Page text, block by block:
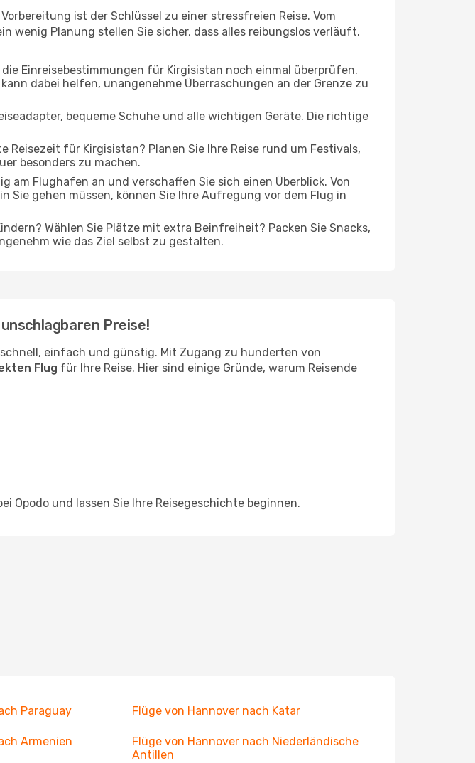
ist der Schlüssel zu einer stressfreien Reise. Vom
wenig Planung stellen Sie sicher, dass alles reibungslos verläuft.
Einreisebestimmungen für Kirgisistan noch einmal überprüfen.
dabei helfen, unangenehme Überraschungen an der Grenze zu
bequeme Schuhe und alle wichtigen Geräte. Die richtige
für Kirgisistan? Planen Sie Ihre Reise rund um Festivals,
besonders zu machen.
am Flughafen an und verschaffen Sie sich einen Überblick. Von
Sie gehen müssen, können Sie Ihre Aufregung vor dem Flug in
Wählen Sie Plätze mit extra Beinfreiheit? Packen Sie Snacks,
wie das Ziel selbst zu gestalten.
Preise!
einfach und günstig. Mit Zugang zu hunderten von
Flug für Ihre Reise. Hier sind einige Gründe, warum Reisende
Opodo und lassen Sie Ihre Reisegeschichte beginnen.
Paraguay Flüge von Hannover nach Katar
Armenien
Flüge von Hannover nach Niederländische
Antillen